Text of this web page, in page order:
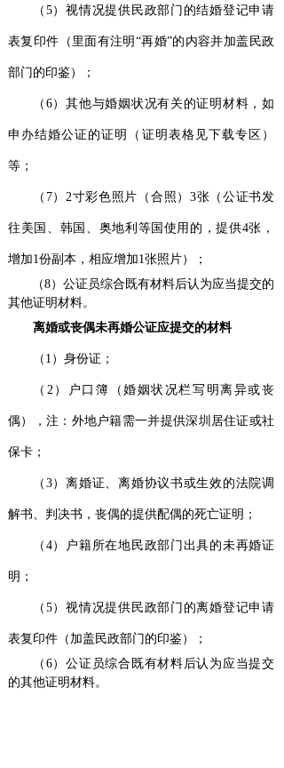
（5）视情况提供民政部门的结婚登记申请
表复印件（里面有注明“再婚”的内容并加盖民政
部门的印鉴）；
（6）其他与婚姻状况有关的证明材料，如
申办结婚公证的证明（证明表格见下载专区）
等；
（7）2寸彩色照片（合照）3张（公证书发
往美国、 韩国 、奥地利 等国 使用的，提供4张，
增加1份副本，相应增加1张照片）；
（8）公证员综合既有材料后认为应当提交的
其他证明材料。
离婚或丧偶未再婚公证应提交的材料
（1）身份证；
（2）户口簿（婚姻状况栏写明离异或丧
偶），注： 外地户籍需一并提供深圳居住证或社
保卡 ；
（3）离婚证、离婚协议书或生效的法院调
解书、判决书，丧偶的提供配偶的死亡证明；
（4）户籍所在地民政部门出具的未再婚证
明；
（5）视情况提供民政部门的离婚登记申请
表复印件（加盖民政部门的印鉴）；
（6）公证员综合既有材料后认为应当提交
的其他证明材料。